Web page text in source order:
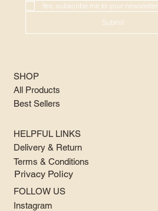
Yes, subscribe me to your newsletter.
Submit
SHOP
All Products
Best Sellers
HELPFUL LINKS
Delivery & Return
Terms & Conditions
Privacy Policy
FOLLOW US
Instagram